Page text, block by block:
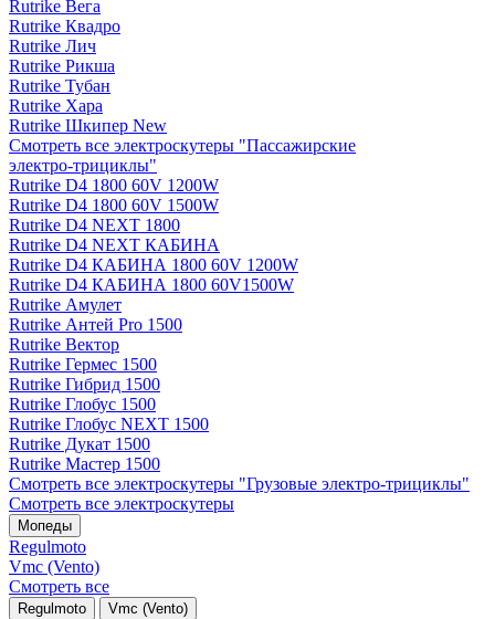
Rutrike Вега
Rutrike Квадро
Rutrike Лич
Rutrike Рикша
Rutrike Тубан
Rutrike Хара
Rutrike Шкипер New
Смотреть все электро­скутеры "Пассажирские
электро‑трициклы"
Rutrike D4 1800 60V 1200W
Rutrike D4 1800 60V 1500W
Rutrike D4 NEXT 1800
Rutrike D4 NEXT КАБИНА
Rutrike D4 КАБИНА 1800 60V 1200W
Rutrike D4 КАБИНА 1800 60V1500W
Rutrike Амулет
Rutrike Антей Pro 1500
Rutrike Вектор
Rutrike Гермес 1500
Rutrike Гибрид 1500
Rutrike Глобус 1500
Rutrike Глобус NEXT 1500
Rutrike Дукат 1500
Rutrike Мастер 1500
Смотреть все электро­скутеры "Грузовые электро‑трициклы"
Смотреть все электро­скутеры
Мопеды
Regulmoto
Vmc (Vento)
Смотреть все
Regulmoto Vmc (Vento)